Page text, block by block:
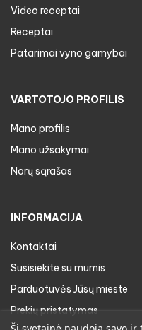
Video receptai
Receptai
Patarimai vyno gamybai
VARTOTOJO PROFILIS
Mano profilis
Mano užsakymai
Norų sąrašas
INFORMACIJA
Kontaktai
Susisiekite su mumis
Parduotuvės Jūsų mieste
Prekių pristatymas